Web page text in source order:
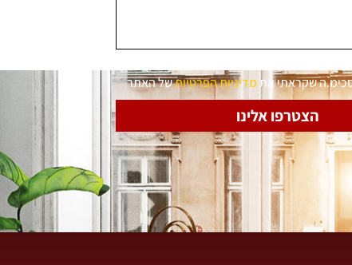
שקראתי את מדיניות הפרטיותשל האתר
הצטרפו אלינו